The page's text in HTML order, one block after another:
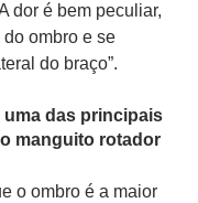
dor é bem peculiar,
ombro e se
do braço”.
uma das principais
manguito rotador
o ombro é a maior